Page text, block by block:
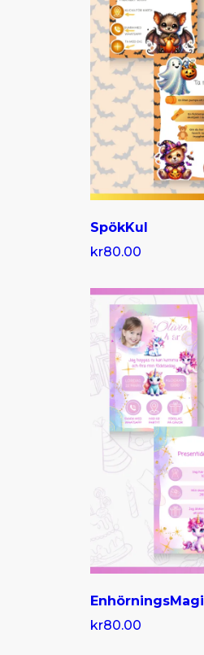
SpökKul
kr80.00
EnhörningsMagi
kr80.00